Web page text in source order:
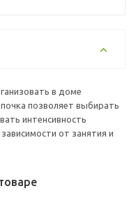
в доме
позволяет выбирать
интенсивность
от занятия и